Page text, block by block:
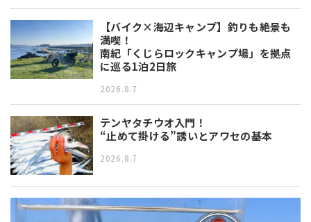
【バイク×海辺キャンプ】釣りも絶景も
満喫！
南紀「くじらロックキャンプ場」を拠点
に巡る1泊2日旅
2026.8.7
テンヤタチウオ入門！
“止めて掛ける”誘いとアワセの基本
2026.8.7